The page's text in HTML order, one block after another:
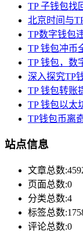
TP 子钱包找
北京时间与
TP数字钱包
TP 钱包冲币
TP 钱包，数
深入探究TP
TP 钱包转账
TP 钱包以太
TP钱包币离
站点信息
文章总数
页面总数:0
分类总数:4
标签总数
评论总数:0